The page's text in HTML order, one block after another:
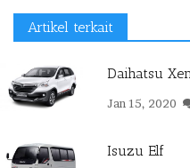
Artikel terkait
Daihatsu
Jan 15, 2020
Isuzu Elf